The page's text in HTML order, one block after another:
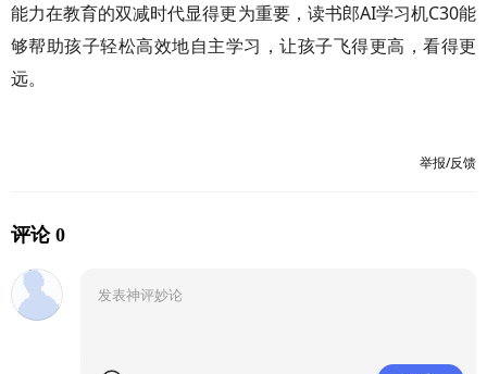
能力在教育的双减时代显得更为重要，读书郎AI学习机C30能
够帮助孩子轻松高效地自主学习，让孩子飞得更高，看得更
远。
举报/反馈
评论 0